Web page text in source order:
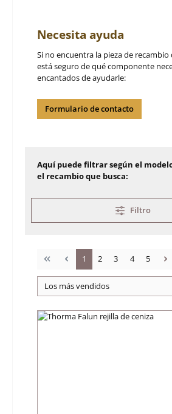
Necesita ayuda
Si no encuentra la pieza de recambio
está seguro de qué componente
encantados de ayudarle:
Formulario de contacto
Aquí puede filtrar según el
el recambio que busca:
Filtro
Página
1 Página
2 Página
3 Página
4 Página
5